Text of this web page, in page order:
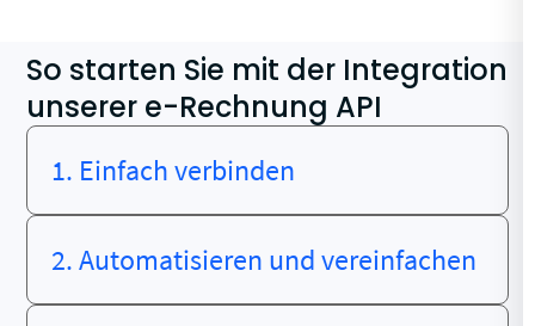
So starten Sie mit der Integration
unserer e-Rechnung API
1. Einfach verbinden
2. Automatisieren und vereinfachen